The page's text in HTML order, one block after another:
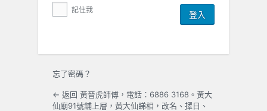
記住我
忘了密碼？
← 返回 黃晉虎師傅，電話：6886 3168。黃大
仙廟91號舖上層，黃大仙睇相，改名、擇日、